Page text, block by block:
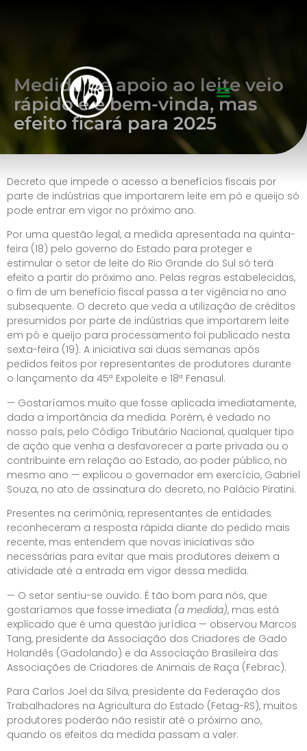
Medida de apoio ao leite veio
rápido e é bem-vinda, mas
efeito ficará para 2025
Decreto que impede o acesso a benefícios fiscais por
parte de indústrias que importarem leite em pó e queijo só
pode entrar em vigor no próximo ano.
Por uma questão legal, a medida apresentada na quinta-
feira (18) pelo governo do Estado para proteger e
estimular o setor de leite do Rio Grande do Sul só terá
efeito a partir do próximo ano. Pelas regras estabelecidas,
o fim de um benefício fiscal passa a ter vigência no ano
subsequente. O decreto que veda a utilização de créditos
presumidos por parte de indústrias que importarem leite
em pó e queijo para processamento foi publicado nesta
sexta-feira (19). A iniciativa sai duas semanas após
pedidos feitos por representantes de produtores durante
o lançamento da 45ª Expoleite e 18ª Fenasul.
— Gostaríamos muito que fosse aplicada imediatamente,
dada a importância da medida. Porém, é vedado no
nosso país, pelo Código Tributário Nacional, qualquer tipo
de ação que venha a desfavorecer a parte privada ou o
contribuinte em relação ao Estado, ao poder público, no
mesmo ano — explicou o governador em exercício, Gabriel
Souza, no ato de assinatura do decreto, no Palácio Piratini.
Presentes na cerimônia, representantes de entidades
reconheceram a resposta rápida diante do pedido mais
recente, mas entendem que novas iniciativas são
necessárias para evitar que mais produtores deixem a
atividade até a entrada em vigor dessa medida.
— O setor sentiu-se ouvido. É tão bom para nós, que
gostaríamos que fosse imediata (a medida), mas está
explicado que é uma questão jurídica — observou Marcos
Tang, presidente da Associação dos Criadores de Gado
Holandês (Gadolando) e da Associação Brasileira das
Associações de Criadores de Animais de Raça (Febrac).
Para Carlos Joel da Silva, presidente da Federação dos
Trabalhadores na Agricultura do Estado (Fetag-RS), muitos
produtores poderão não resistir até o próximo ano,
quando os efeitos da medida passam a valer: